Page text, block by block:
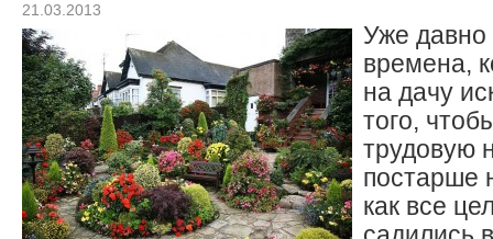
21.03.2013
Уже
времена,
на дачу
того,
трудовую
постарше
как все